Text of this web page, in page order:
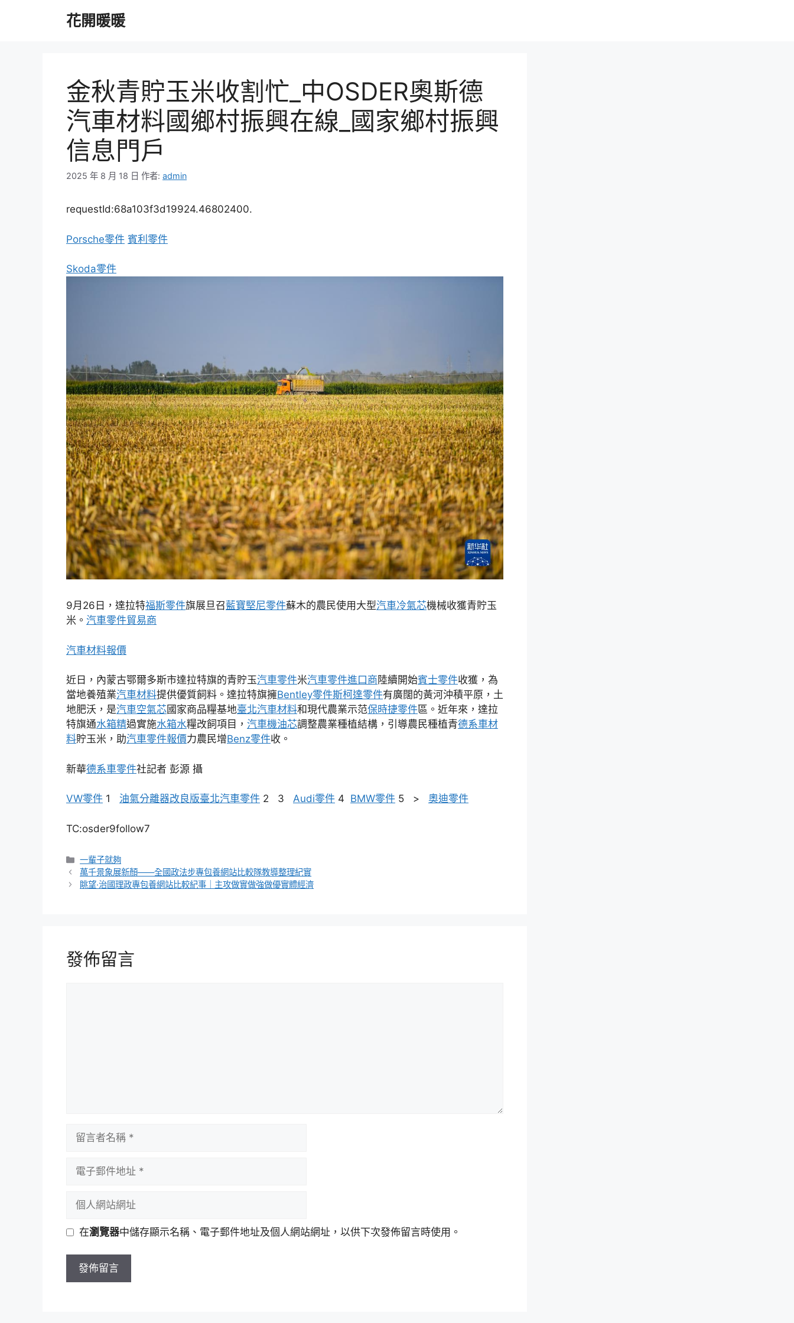
花開暖暖
金秋青貯玉米收割忙_中OSDER奧斯德
汽車材料國鄉村振興在線_國家鄉村振興
信息門戶
2025 年 8 月 18 日 作者: admin
requestId:68a103f3d19924.46802400.
Porsche零件 賓利零件
Skoda零件
9月26日，達拉特福斯零件旗展旦召藍寶堅尼零件蘇木的農民使用大型汽車冷氣芯機械收獲青貯玉
米。 汽車零件貿易商
汽車材料報價
近日，內蒙古鄂爾多斯市達拉特旗的青貯玉汽車零件米汽車零件進口商 陸續開始賓士零件收獲，為
當地養殖業汽車材料提供優質飼料。達拉特旗擁Bentley零件斯柯達零件有廣闊的黃河沖積平原，土
地肥沃，是汽車空氣芯國家商品糧基地臺北汽車材料和現代農業示范保時捷零件區。近年來，達拉
特旗通水箱精過實施水箱水糧改飼項目， 汽車機油芯調整農業種植結構，引導農民種植青德系車材
料貯玉米，助汽車零件報價力農民增Benz零件收。
新華德系車零件社記者 彭源 攝
VW零件 1 油氣分離器改良版臺北汽車零件 2 3 Audi零件 4 BMW零件 5 > 奧迪零件
TC:osder9follow7
分
類
一輩子就夠
萬千景象展新顏——全國政法步專包養網站比較隊教導整理紀實
眺望·治國理政專包養網站比較紀事｜主攻做實做強做優實體經濟
發佈留言
址
網
網
在瀏覽器中儲存顯示名稱、電子郵件地址及個人網站網址，以供下次發佈留言時使用。